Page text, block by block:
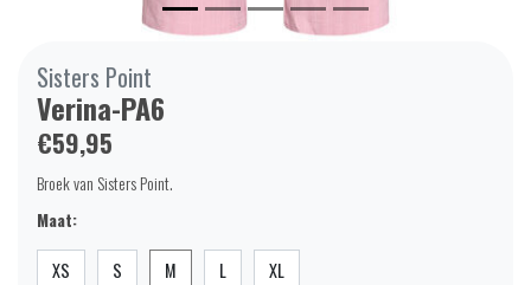
Sisters Point
Verina-PA6
€59,95
Broek van Sisters Point.
Maat:
XS S M L XL